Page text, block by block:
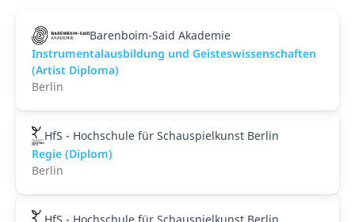
Barenboim-Said Akademie
Instrumentalausbildung und Geisteswissenschaften
(Artist Diploma)
Berlin
HfS - Hochschule für Schauspielkunst Berlin
Regie (Diplom)
Berlin